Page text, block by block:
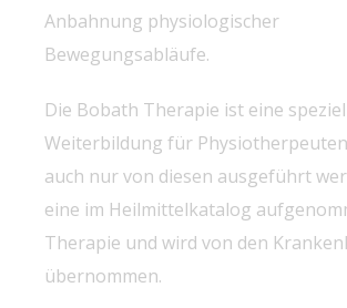
Anbahnung physiologischer
Bewegungsabläufe.
Die Bobath Therapie ist eine
Weiterbildung für
auch nur von diesen ausgeführt
eine im Heilmittelkatalog
Therapie und wird von den
übernommen.